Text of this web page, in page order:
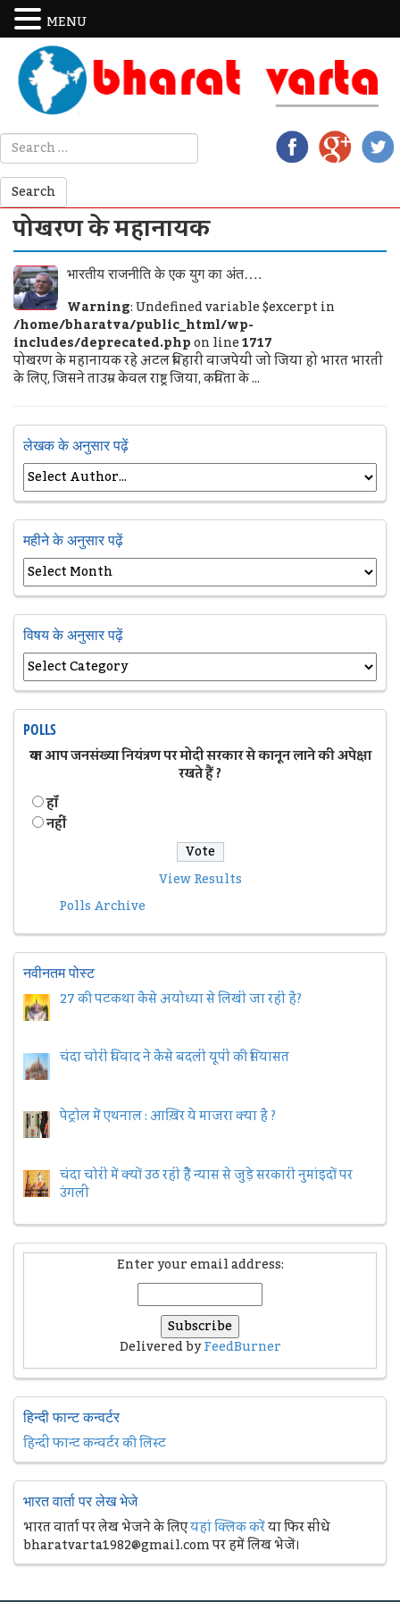
पोखरण के महानायक
भारतीय राजनीति के एक युग का अंत….
Warning: Undefined variable $excerpt in
/home/bharatva/public_html/wp-
includes/deprecated.phpon line1717
पोखरण के महानायक रहे अटल बिहारी वाजपेयी जो जिया हो भारत भारती
के लिए, जिसने ताउम्र केवल राष्ट्र जिया, कविता के ...
लेखक के अनुसार पढ़ें
महीने के अनुसार पढ़ें
विषय के अनुसार पढ़ें
POLLS
क्या आप जनसंख्या नियंत्रण पर मोदी सरकार से कानून लाने की अपेक्षा
रखते हैं ?
हॉं
नहीं
View Results
Polls Archive
नवीनतम पोस्ट
27 की पटकथा कैसे अयोध्या से लिखी जा रही है?
चंदा चोरी विवाद ने कैसे बदली यूपी की सियासत
पेट्रोल में एथनाल : आख़िर ये माजरा क्या है ?
चंदा चोरी में क्यों उठ रही हैैं न्यास से जुड़े सरकारी नुमांइदों पर
उंगली
Enter your email address:
Delivered byFeedBurner
हिन्दी फान्ट कन्वर्टर
हिन्दी फान्ट कन्वर्टर की लिस्ट
भारत वार्ता पर लेख भेजे
भारत वार्ता पर लेख भेजने के लिएयहां क्लिक करेंया फिर सीधे
bharatvarta1982@gmail.com पर हमें लिख भेजें।
MENU